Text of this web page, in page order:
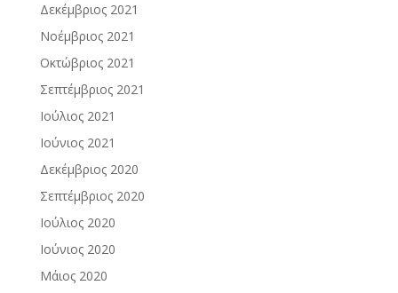
Δεκέμβριος 2021
Νοέμβριος 2021
Οκτώβριος 2021
Σεπτέμβριος 2021
Ιούλιος 2021
Ιούνιος 2021
Δεκέμβριος 2020
Σεπτέμβριος 2020
Ιούλιος 2020
Ιούνιος 2020
Μάιος 2020